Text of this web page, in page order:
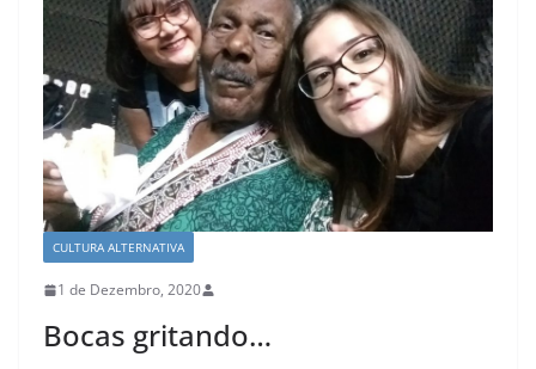
CULTURA ALTERNATIVA
1 de Dezembro, 2020
Bocas gritando…